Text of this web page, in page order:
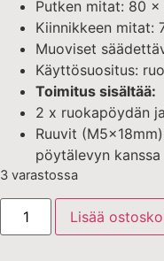
Putken mitat: 80
Kiinnikkeen mitat:
Muoviset
Käyttösuositus:
Toimitus sisältää:
2 x ruokapöydän
Ruuvit
pöytälevyn kanssa
3 varastossa
Lisää